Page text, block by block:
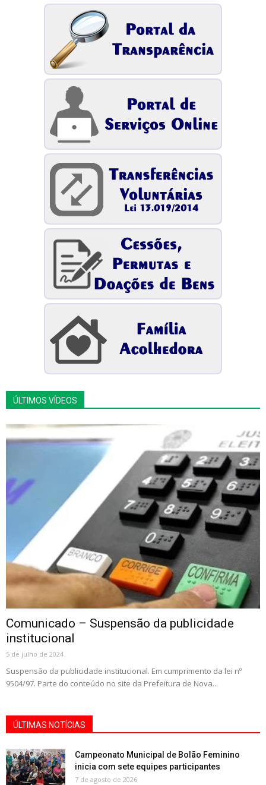
ÚLTIMOS VÍDEOS
Comunicado – Suspensão da publicidade
institucional
5 de julho de 2024
Suspensão da publicidade institucional. Em cumprimento da lei nº
9504/97. Parte do conteúdo no site da Prefeitura de Nova...
ÚLTIMAS NOTÍCIAS
Campeonato Municipal de Bolão Feminino
inicia com sete equipes participantes
7 de agosto de 2026